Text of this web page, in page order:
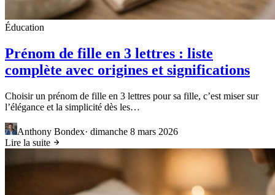
Éducation
Prénom de fille en 3 lettres : liste
complète avec origines et significations
Choisir un prénom de fille en 3 lettres pour sa fille, c’est miser sur
l’élégance et la simplicité dès les…
Anthony Bondex· dimanche 8 mars 2026
Lire la suite